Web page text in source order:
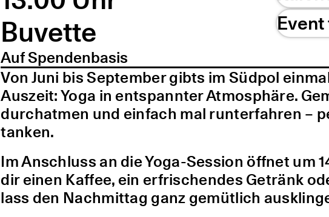
Buvette
Auf Spendenbasis
Von Juni bis September gibts im Südpol
Auszeit: Yoga in entspannter Atmosphäre.
durchatmen und einfach mal runterfahren –
tanken.
Im Anschluss an die Yoga-Session öffnet um
dir einen Kaffee, ein erfrischendes Getränk
lass den Nachmittag ganz gemütlich